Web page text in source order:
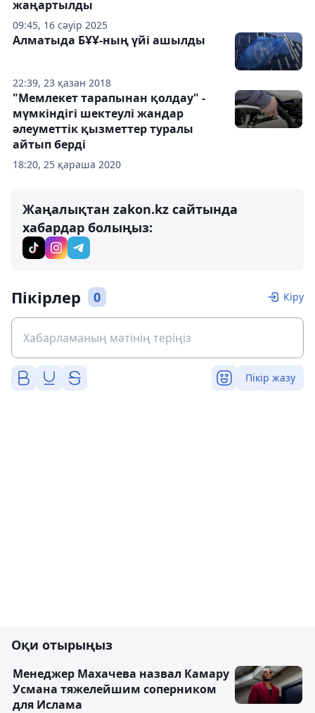
09:45, 16 сәуір 2025
жаңартылды
22:39, 23 қазан 2018
Алматыда БҰҰ-ның үйі ашылды
18:20, 25 қараша 2020
"Мемлекет тарапынан қолдау" -
мүмкіндігі шектеулі жандар
әлеуметтік қызметтер туралы
айтып берді
Жаңалықтан zakon.kz сайтында
хабардар болыңыз:
Пікірлер 0 Кіру
Пікір жазу
Оқи отырыңыз
Менеджер Махачева назвал Камару
Усмана тяжелейшим соперником
для Ислама